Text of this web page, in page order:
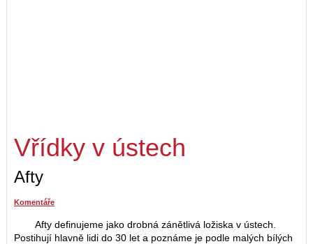
Vřídky v ústech
Afty
Komentáře
Afty definujeme jako drobná zánětlivá ložiska v ústech.
Postihují hlavně lidi do 30 let a poznáme je podle malých bílých